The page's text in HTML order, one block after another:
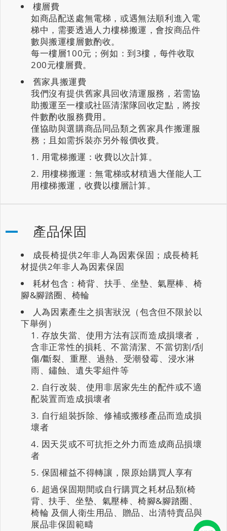
樓層費
如商品配送處無電梯，或遇無法順利進入電
梯中，需要透過人力樓梯搬運，會按商品件
數與搬運樓層數酌收。
每一樓層100元；例如：到3樓，每件收取
200元樓層費。
舊家具搬運費
我們沒有提供舊家具回收清運服務，若需協
助搬運至一樓或社區清潔隊回收定點，將按
件數酌收服務費用。
僅協助與選購商品同品類之舊家具作搬運服
務；且如需拆裝亦另外報價收費。
用電梯搬運：收費以次計算。
用樓梯搬運：無電梯或材積過大僅能人工
用樓梯搬運，收費以樓層計算。
產品保固
成長椅提供2年非人為因素保固；成長椅耗
材提供2年非人為因素保固
耗材包含：椅背、扶手、坐墊、氣壓棒、椅
腳&腳踏圈、椅輪
人為因素產生之損害狀況（包含但不限於以
下舉例）
存放失當、使用方法有誤而造成損壞者，
含非正常性的損耗、不當清潔、不當切割/刮
傷/斷裂、重壓、過熱、受潮發霉、浸水淋
雨、鏽蝕、遺失零組件等
自行改裝、使用非居家先生的配件或不適
配裝置而造成損壞者
自行組裝拆除、修補或搬移產品而造成損
壞者
因天災或不可抗拒之外力而造成商品損壞
者
保固權益不得轉讓，限原始購買人享有
超過保固期間或自行購買之耗材品類(椅
背、扶手、坐墊、氣壓棒、椅腳&腳踏圈、
椅輪 及個人衛生用品、贈品、出清特賣品與
展品非保固範疇